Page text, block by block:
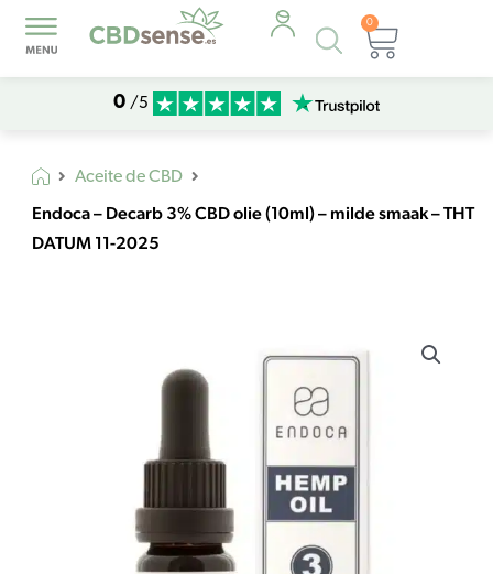
Búsqueda
de
0
Carrito
0 /5
Aceite de CBD
Endoca – Decarb 3% CBD olie (10ml) – milde smaak – THT
DATUM 11-2025